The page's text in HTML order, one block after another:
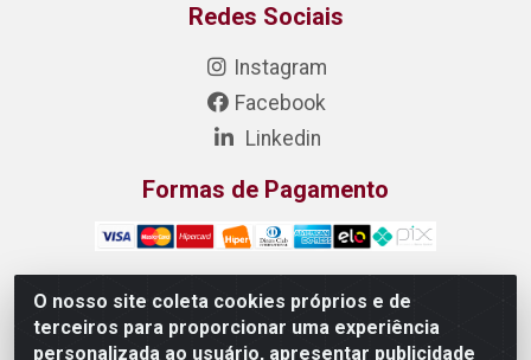
O nosso site coleta cookies próprios e de
terceiros para proporcionar uma experiência
personalizada ao usuário, apresentar publicidade
Redes Sociais
Instagram
Facebook
Linkedin
Formas de Pagamento
DONIZETE DISTRIBUIDORA DE ALIMENTOS S/A - Rua
Raimundo Matias, 377 - Pedras, Itaitinga/CE - CEP